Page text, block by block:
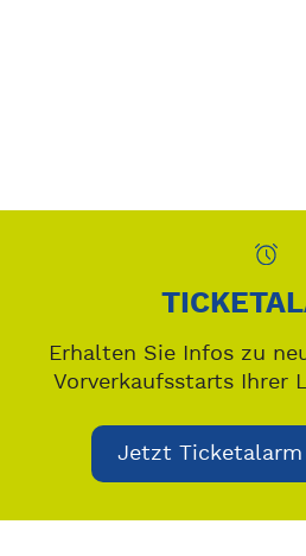
Erhalten Sie Infos zu
Vorverkaufsstarts Ihrer
Jetzt